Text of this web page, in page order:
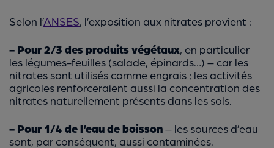
Selon l’ANSES , l’exposition aux nitrates provient :
- Pour 2/3 des produits végétaux , en particulier
les légumes-feuilles (salade, épinards…) – car les
nitrates sont utilisés comme engrais ; les activités
agricoles renforceraient aussi la concentration des
nitrates naturellement présents dans les sols.
- Pour 1/4 de l’eau de boisson– les sources d’eau
sont, par conséquent, aussi contaminées.